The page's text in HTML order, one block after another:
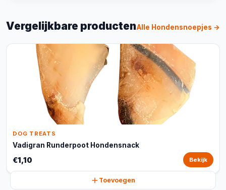
Vergelijkbare productenAlle Hondensnoepjes →
DOG TREATS
Vadigran Runderpoot Hondensnack
€1,10 Bekijk
Toevoegen